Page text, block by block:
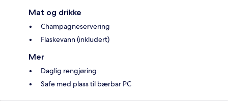
Mat og drikke
Champagneservering
Flaskevann (inkludert)
Mer
Daglig rengjøring
Safe med plass til bærbar PC